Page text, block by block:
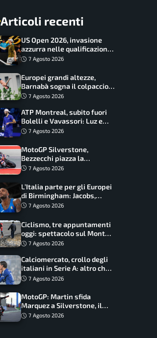
Articoli recenti
US Open 2026, invasione
azzurra nelle qualificazioni:
17 italiani a caccia del main
7 Agosto 2026
Europei grandi altezze,
Barnabà sogna il colpaccio:
è leader a metà gara, Baraldi
7 Agosto 2026
ATP Montreal, subito fuori
Bolelli e Vavassori: Luz e
Matos fermano gli azzurri
7 Agosto 2026
MotoGP Silverstone,
Bezzecchi piazza la
zampata: Aprilia domina,
7 Agosto 2026
L’Italia parte per gli Europei
di Birmingham: Jacobs,
Tamberi e Battocletti
record
7 Agosto 2026
Ciclismo, tre appuntamenti
oggi: spettacolo sul Mont
Ventoux, orari e come
7 Agosto 2026
Calciomercato, crollo degli
italiani in Serie A: altro che
svolta dopo il Mondiale
7 Agosto 2026
MotoGP: Martin sfida
Marquez a Silverstone, il
programma e gli orari
7 Agosto 2026